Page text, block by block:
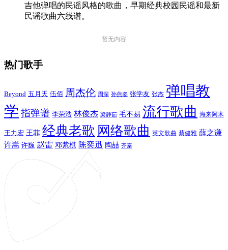
吉他弹唱的民谣风格的歌曲，早期经典校园民谣和最新
民谣歌曲六线谱。
暂无内容
热门歌手
Beyond 五月天 伍佰 周杰伦 周深 孙燕姿 张学友 张杰 弹唱教
学 指弹谱 李荣浩 林俊杰 梁静茹 毛不易 流行歌曲 海来阿木
王力宏 王菲 经典老歌 网络歌曲 英文歌曲 蔡健雅 薛之谦
许嵩 许巍 赵雷 邓紫棋 陈奕迅 陶喆 齐秦